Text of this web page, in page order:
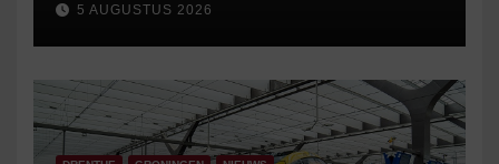
5 AUGUSTUS 2026